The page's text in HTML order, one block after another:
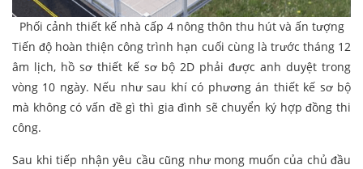
Phối cảnh thiết kế nhà cấp 4 nông thôn thu hút và ấn tượng
Tiến độ hoàn thiện công trình hạn cuối cùng là trước tháng 12
âm lịch, hồ sơ thiết kế sơ bộ 2D phải được anh duyệt trong
vòng 10 ngày. Nếu như sau khí có phương án thiết kế sơ bộ
mà không có vấn đề gì thì gia đình sẽ chuyển ký hợp đồng thi
công.
Sau khi tiếp nhận yêu cầu cũng như mong muốn của chủ đầu